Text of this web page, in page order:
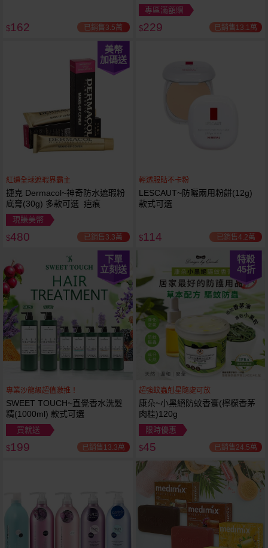
$162 已銷售3.5萬
專區滿額贈
$229 已銷售13.1萬
美幣
加碼送
紅遍全球遮瑕界霸主
捷克 Dermacol~神奇防水遮瑕粉
底膏(30g) 多款可選 疤痕
現賺美幣
$480 已銷售3.3萬
輕透服貼不卡粉
LESCAUT~防曬兩用粉餅(12g)
款式可選
$114 已銷售4.2萬
下單
立刻送
專業沙龍級超值激推！
SWEET TOUCH~直覺香水洗髮
精(1000ml) 款式可選
買就送
$199 已銷售13.3萬
特殺
45折
超強蚊蟲剋星隨處可放
康朵~小黑絕防蚊香膏(檸檬香茅
肉桂)120g
限時優惠
$45 已銷售24.5萬